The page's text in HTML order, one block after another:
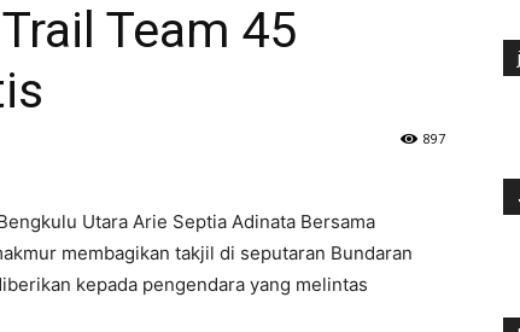
Team 45
897
Utara Arie Septia Adinata Bersama
membagikan takjil di seputaran Bundaran
kepada pengendara yang melintas